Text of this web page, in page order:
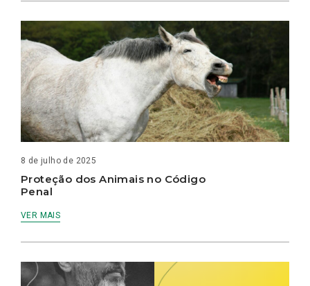
8 de julho de 2025
Proteção dos Animais no Código
Penal
VER MAIS